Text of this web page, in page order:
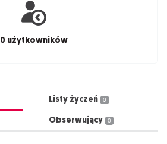
0 użytkowników
Listy życzeń 0
Obserwujący 0